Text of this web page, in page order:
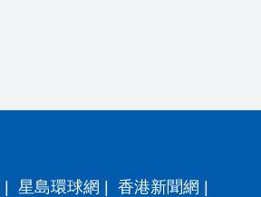
| 星島環球網 | 香港新聞網 |